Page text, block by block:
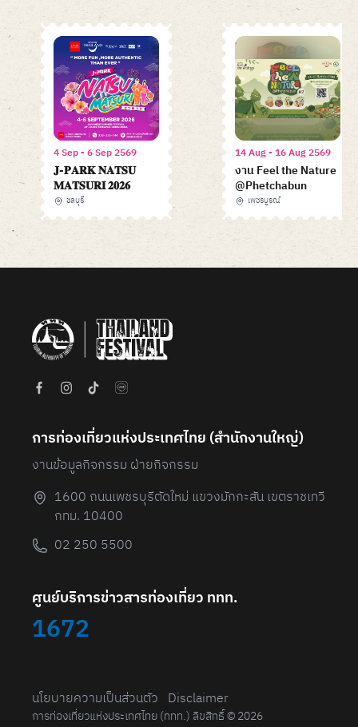
4 Sep - 6 Sep 2569
𝐉-𝐏𝐀𝐑𝐊 𝐍𝐀𝐓𝐒𝐔
𝐌𝐀𝐓𝐒𝐔𝐑𝐈 𝟐𝟎𝟐𝟔
ชลบุรี
14 Aug - 16 Aug 2569
งาน Feel the Nature
@Phetchabun
เพชรบูรณ์
of
การท่องเที่ยวแห่งประเทศไทย (สํานักงานใหญ่)
งานข้อมูลกิจกรรม ฝ่ายกิจกรรม
1600 ถนนเพชรบุรีตัดใหม่ แขวงมักกะสัน เขตราชเทวี
กทม. 10400
02 250 5500
ศูนย์บริการข่าวสารท่องเที่ยว ททท.
1672
นโยบายความเป็นส่วนตัว Disclaimer
การท่องเที่ยวแห่งประเทศไทย (ททท.) ลิขสิทธิ์ © 2026